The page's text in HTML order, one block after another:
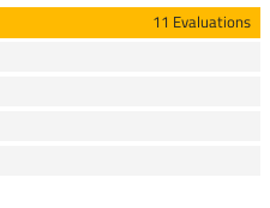
11 Evaluations